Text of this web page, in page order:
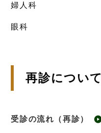
婦人科
眼科
再診について
受診の流れ（再診）